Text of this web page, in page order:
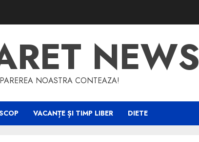
NEWS
PAREREA NOASTRA CONTEAZA!
VACANȚE ȘI TIMP LIBER DIETE